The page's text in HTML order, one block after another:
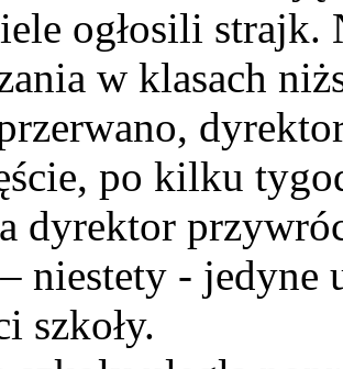
ogłosili
w klasach
po kilku
dyrektor
niestety - jedyne
szkoły.